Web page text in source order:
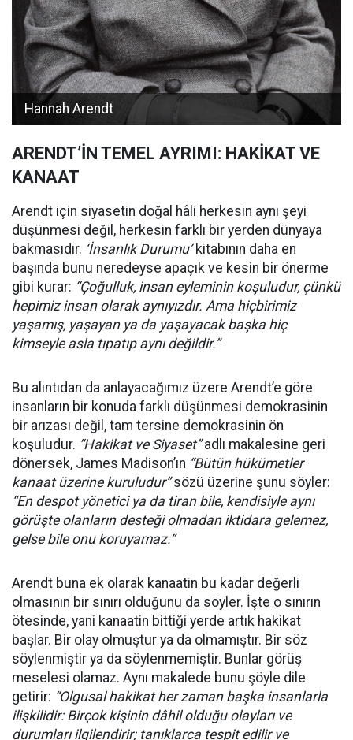
Hannah Arendt
ARENDT’İN TEMEL AYRIMI: HAKİKAT VE
KANAAT
Arendt için siyasetin doğal hâli herkesin aynı şeyi
düşünmesi değil, herkesin farklı bir yerden dünyaya
bakmasıdır. ‘İnsanlık Durumu’kitabının daha en
başında bunu neredeyse apaçık ve kesin bir önerme
gibi kurar: “Çoğulluk, insan eyleminin koşuludur, çünkü
hepimiz insan olarak aynıyızdır. Ama hiçbirimiz
yaşamış, yaşayan ya da yaşayacak başka hiç
kimseyle asla tıpatıp aynı değildir.”
Bu alıntıdan da anlayacağımız üzere Arendt’e göre
insanların bir konuda farklı düşünmesi demokrasinin
bir arızası değil, tam tersine demokrasinin ön
koşuludur. “Hakikat ve Siyaset”adlı makalesine geri
dönersek, James Madison’ın “Bütün hükümetler
kanaat üzerine kuruludur”sözü üzerine şunu söyler:
“En despot yönetici ya da tiran bile, kendisiyle aynı
görüşte olanların desteği olmadan iktidara gelemez,
gelse bile onu koruyamaz.”
Arendt buna ek olarak kanaatin bu kadar değerli
olmasının bir sınırı olduğunu da söyler. İşte o sınırın
ötesinde, yani kanaatin bittiği yerde artık hakikat
başlar. Bir olay olmuştur ya da olmamıştır. Bir söz
söylenmiştir ya da söylenmemiştir. Bunlar görüş
meselesi olamaz. Aynı makalede bunu şöyle dile
getirir: “Olgusal hakikat her zaman başka insanlarla
ilişkilidir: Birçok kişinin dâhil olduğu olayları ve
durumları ilgilendirir; tanıklarca tespit edilir ve